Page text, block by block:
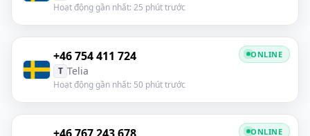
Hoạt động gần nhất: 25 phút trước
+46 754 411 724
T Telia
Hoạt động gần nhất: 50 phút trước
ONLINE
+46 767 243 678 ONLINE